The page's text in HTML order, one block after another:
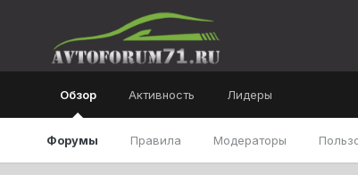
Обзор
Форумы Правила Модераторы
Активность Лидеры